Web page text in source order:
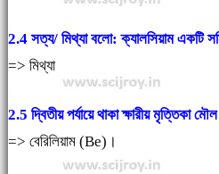
2.4 সত্য/ মিথ্যা বলো: ক্যালসিয়াম একটি
=> মিথ্যা
2.5 দ্বিতীয় পর্যায়ে থাকা ক্ষারীয় মৃত্তিকা
=> বেরিলিয়াম (Be)।